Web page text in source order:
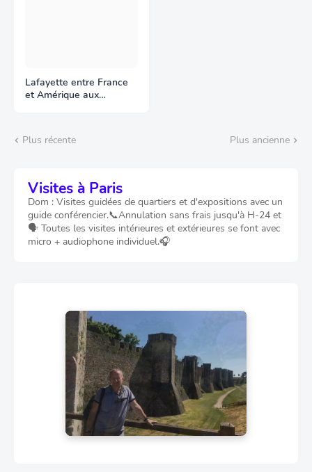
Lafayette entre France
et Amérique aux
Plus récente Plus ancienne
Visites à Paris
Dom : Visites guidées de quartiers et d'expositions avec un
guide conférencier.📞Annulation sans frais jusqu'à H-24 et
🗣️ Toutes les visites intérieures et extérieures se font avec
micro + audiophone individuel.🎧